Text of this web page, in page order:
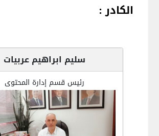
الكادر :
سليم ابراهيم عربيات
رئيس قسم إدارة المحتوى